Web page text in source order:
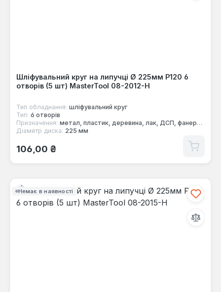
Шліфувальний круг на липучці Ø 225мм P120 6
отворів (5 шт) MasterTool 08-2012-H
Тип обладнання: шліфувальний круг
Тип: 6 отворів
Призначення: метал, пластик, деревина, лак, ДСП, фанера, фарба
Діаметр диска: 225 мм
Звичайна ціна:
106,00 ₴
Немає в наявності